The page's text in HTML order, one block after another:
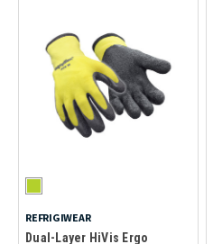
REFRIGIWEAR
Dual-Layer HiVis Ergo